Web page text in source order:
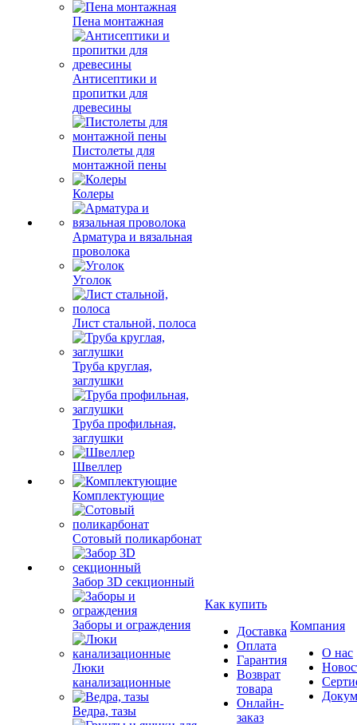
Пена монтажная
Антисептики и
пропитки для
древесины
Пистолеты для
монтажной пены
Колеры
Арматура и вязальная
проволока
Уголок
Лист стальной, полоса
Труба круглая,
заглушки
Труба профильная,
заглушки
Швеллер
Комплектующие
Сотовый поликарбонат
Забор 3D секционный
Заборы и ограждения
Люки
канализационные
Ведра, тазы
Как купить
Доставка
Оплата
Гарантия
Возврат
товара
Онлайн-
заказ
Компания
О нас